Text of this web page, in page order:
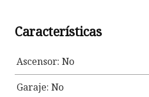
Características
Ascensor: No
Garaje: No